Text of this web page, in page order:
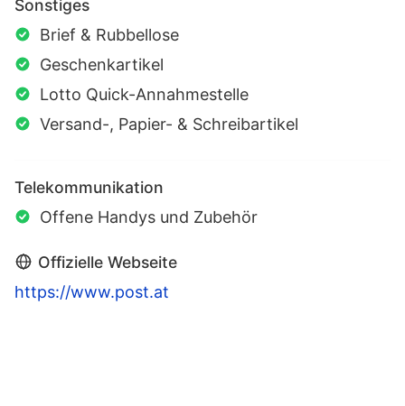
Sonstiges
Brief & Rubbellose
Geschenkartikel
Lotto Quick-Annahmestelle
Versand-, Papier- & Schreibartikel
Telekommunikation
Offene Handys und Zubehör
Offizielle Webseite
https://www.post.at